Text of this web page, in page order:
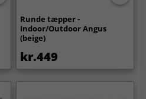
Runde tæpper -
Indoor/Outdoor Angus
(beige)
kr.449